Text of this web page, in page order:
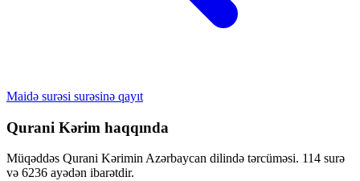
Maidə surəsi surəsinə qayıt
Qurani Kərim haqqında
Müqəddəs Qurani Kərimin Azərbaycan dilində tərcüməsi. 114 surə
və 6236 ayədən ibarətdir.